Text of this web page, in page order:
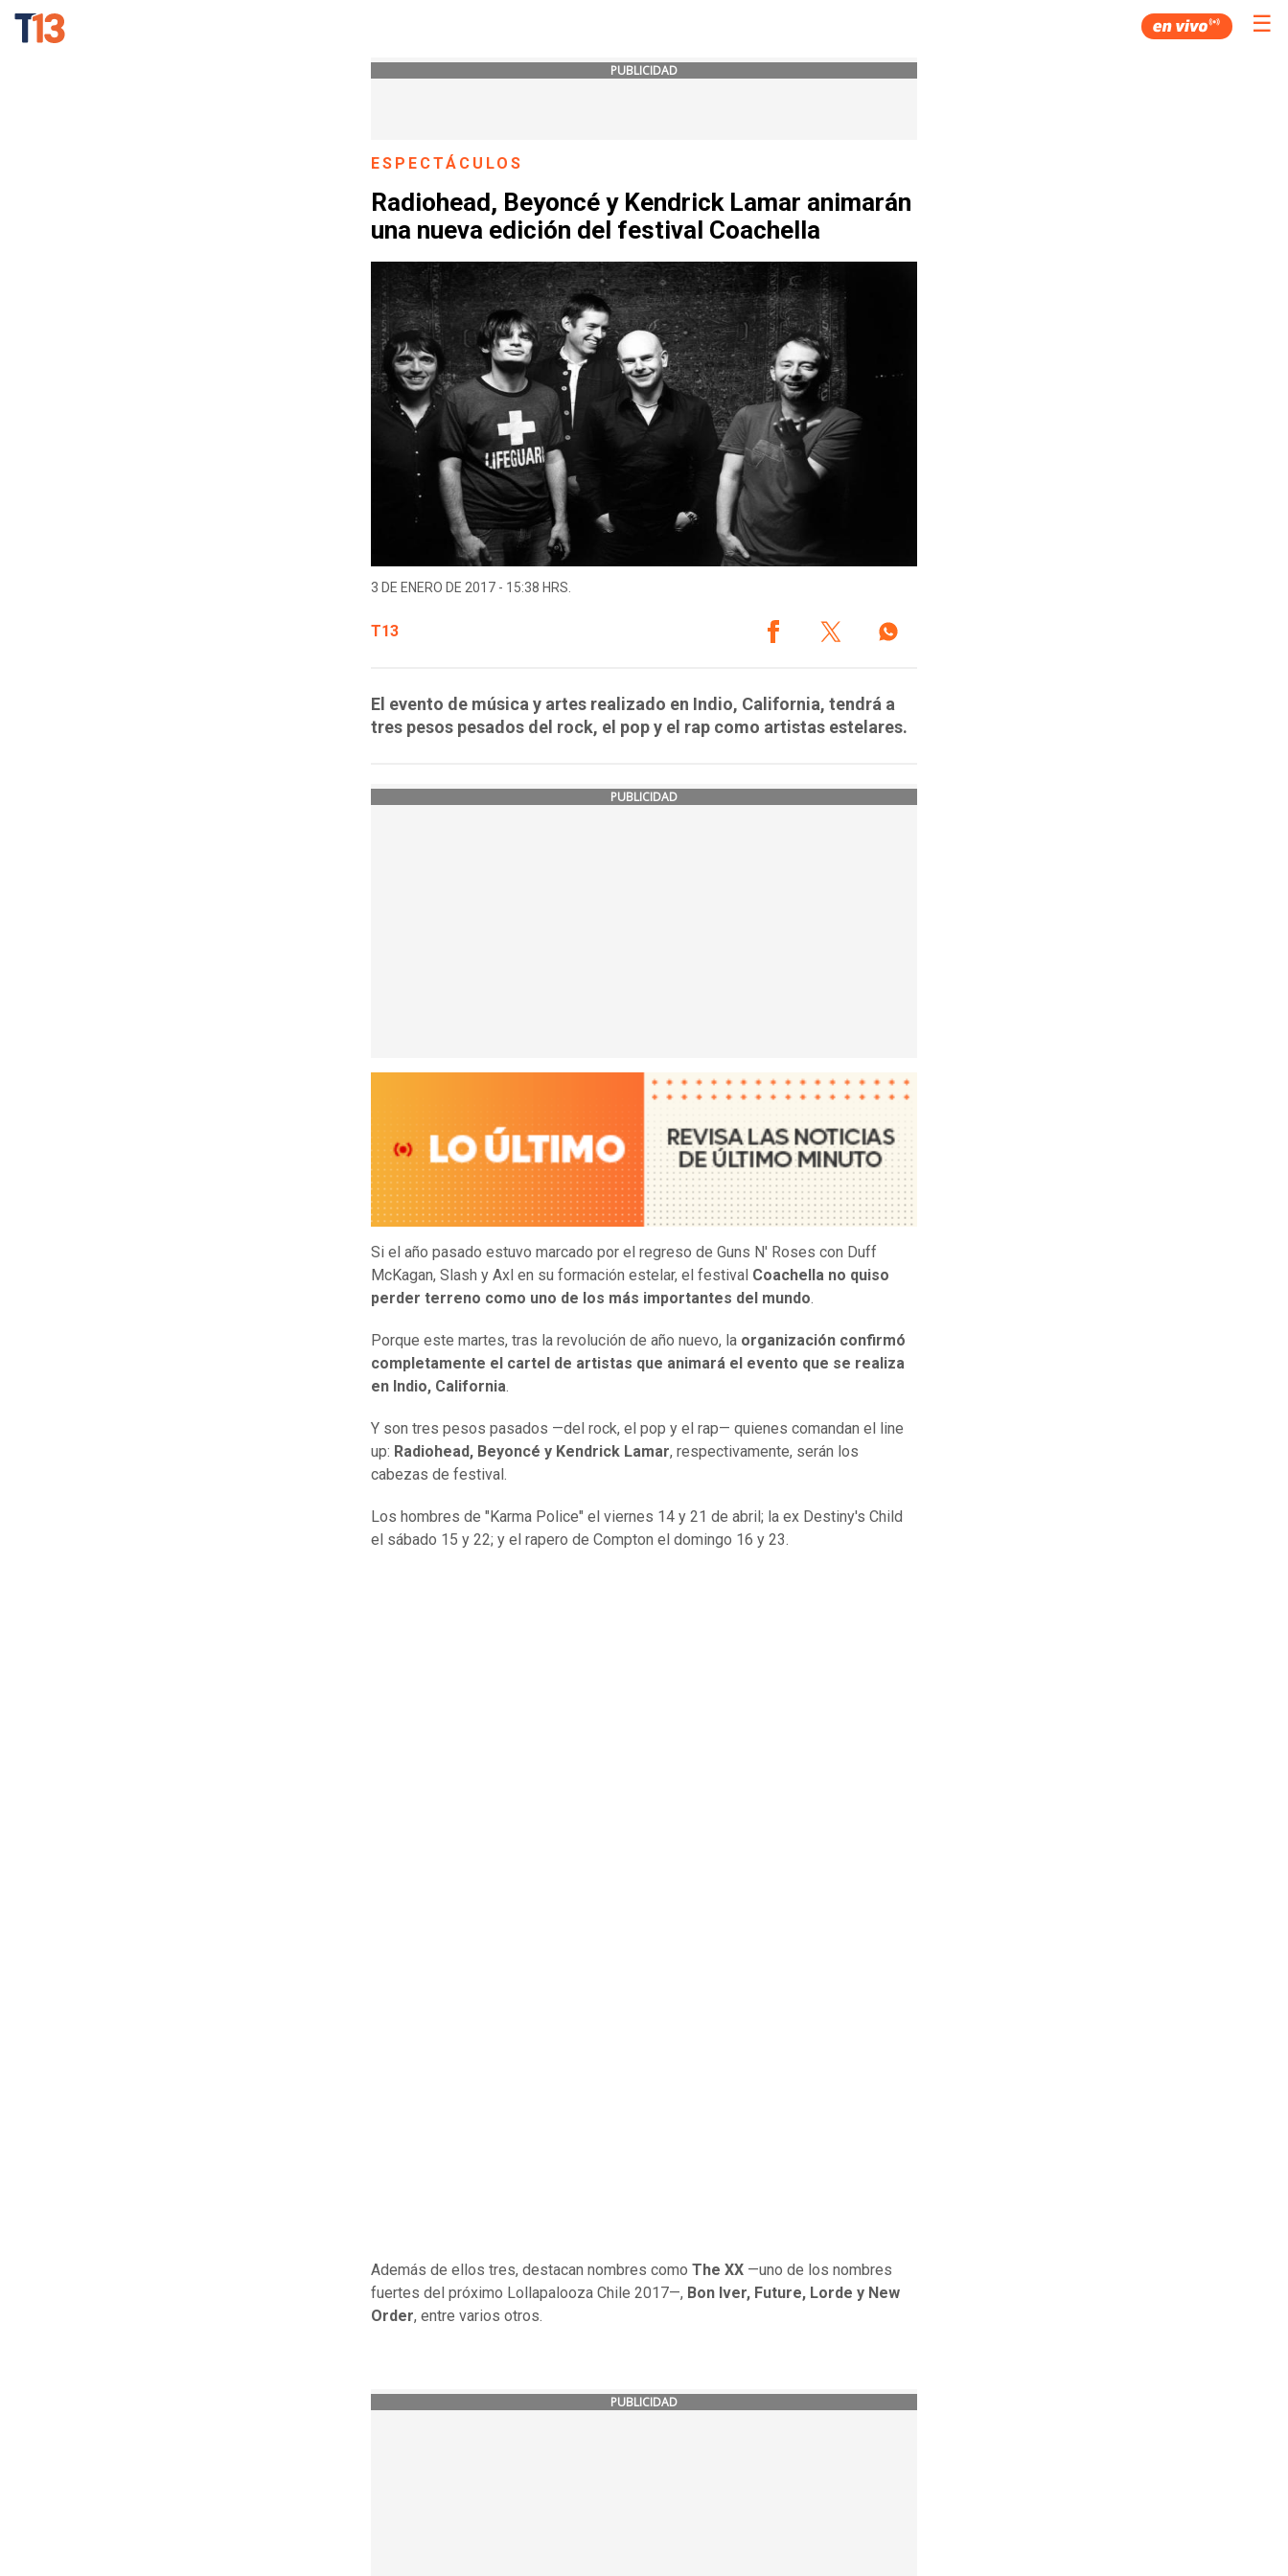
☰
PUBLICIDAD
ESPECTÁCULOS
Radiohead, Beyoncé y Kendrick Lamar animarán
una nueva edición del festival Coachella
3 DE ENERO DE 2017 - 15:38 HRS.
T13
El evento de música y artes realizado en Indio, California, tendrá a
tres pesos pesados del rock, el pop y el rap como artistas estelares.
PUBLICIDAD
Si el año pasado estuvo marcado por el regreso de Guns N' Roses con Duff
McKagan, Slash y Axl en su formación estelar, el festival Coachella no quiso
perder terreno como uno de los más importantes del mundo.
Porque este martes, tras la revolución de año nuevo, la organización confirmó
completamente el cartel de artistas que animará el evento que se realiza
en Indio, California.
Y son tres pesos pasados —del rock, el pop y el rap— quienes comandan el line
up: Radiohead, Beyoncé y Kendrick Lamar, respectivamente, serán los
cabezas de festival.
Los hombres de "Karma Police" el viernes 14 y 21 de abril; la ex Destiny's Child
el sábado 15 y 22; y el rapero de Compton el domingo 16 y 23.
Además de ellos tres, destacan nombres como The XX —uno de los nombres
fuertes del próximo Lollapalooza Chile 2017—, Bon Iver, Future, Lorde y New
Order, entre varios otros.
PUBLICIDAD